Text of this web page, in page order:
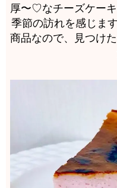
厚〜♡なチーズケー
季節の訪れを感じま
商品なので、見つけ